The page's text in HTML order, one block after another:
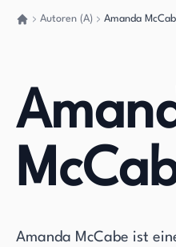
Autoren (A) Amanda
Amanda McCabe ist